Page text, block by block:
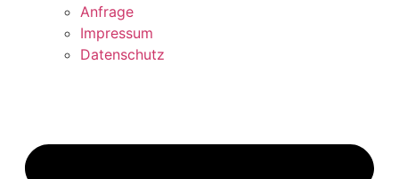
Anfrage
Impressum
Datenschutz